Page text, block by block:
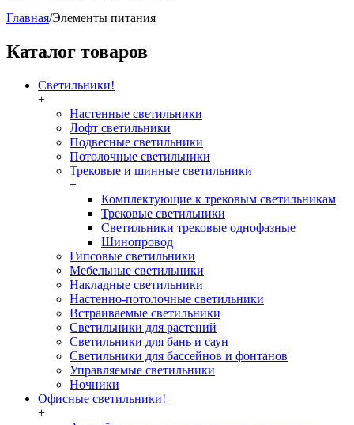
Главная/Элементы питания
Каталог товаров
Светильники!
+
Настенные светильники
Лофт светильники
Подвесные светильники
Потолочные светильники
Трековые и шинные светильники
+
Комплектующие к трековым светильникам
Трековые светильники
Светильники трековые однофазные
Шинопровод
Гипсовые светильники
Мебельные светильники
Накладные светильники
Настенно-потолочные светильники
Встраиваемые светильники
Светильники для растений
Светильники для бань и саун
Светильники для бассейнов и фонтанов
Управляемые светильники
Ночники
Офисные светильники!
+